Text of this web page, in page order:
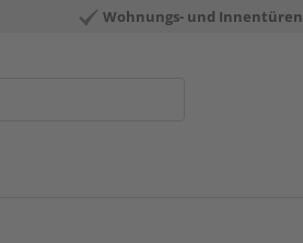
Wohnungs- und Innentüren